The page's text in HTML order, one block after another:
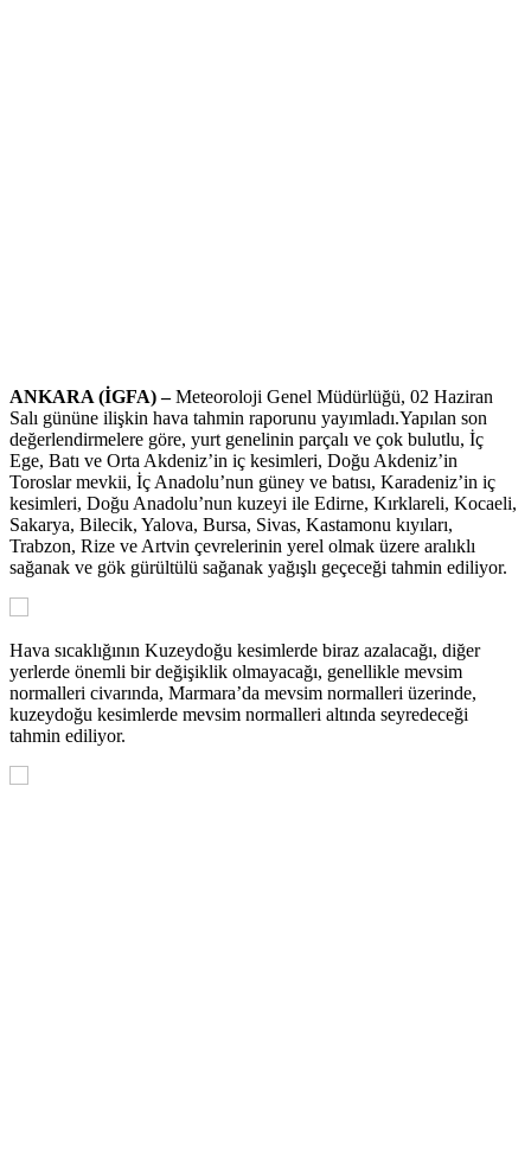
ANKARA (İGFA) –Meteoroloji Genel Müdürlüğü, 02 Haziran
Salı gününe ilişkin hava tahmin raporunu yayımladı.Yapılan son
değerlendirmelere göre, yurt genelinin parçalı ve çok bulutlu, İç
Ege, Batı ve Orta Akdeniz’in iç kesimleri, Doğu Akdeniz’in
Toroslar mevkii, İç Anadolu’nun güney ve batısı, Karadeniz’in iç
kesimleri, Doğu Anadolu’nun kuzeyi ile Edirne, Kırklareli, Kocaeli,
Sakarya, Bilecik, Yalova, Bursa, Sivas, Kastamonu kıyıları,
Trabzon, Rize ve Artvin çevrelerinin yerel olmak üzere aralıklı
sağanak ve gök gürültülü sağanak yağışlı geçeceği tahmin ediliyor.
Hava sıcaklığının Kuzeydoğu kesimlerde biraz azalacağı, diğer
yerlerde önemli bir değişiklik olmayacağı, genellikle mevsim
normalleri civarında, Marmara’da mevsim normalleri üzerinde,
kuzeydoğu kesimlerde mevsim normalleri altında seyredeceği
tahmin ediliyor.